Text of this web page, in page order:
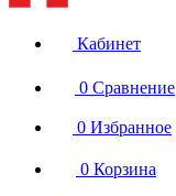
Кабинет
0 Сравнение
0 Избранное
0 Корзина